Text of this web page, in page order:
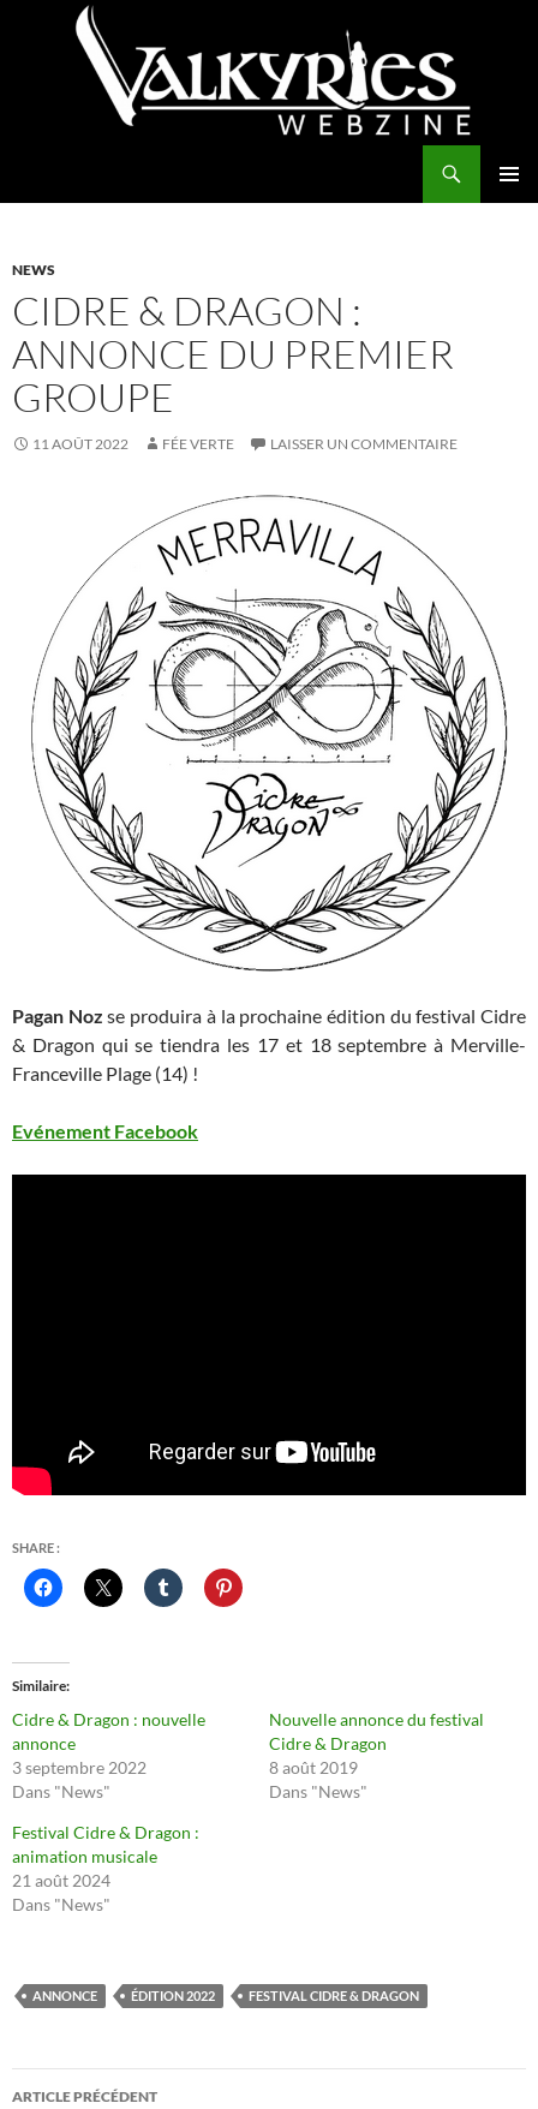
NEWS
CIDRE & DRAGON :
ANNONCE DU PREMIER
GROUPE
11 AOÛT 2022 FÉE VERTE LAISSER UN COMMENTAIRE
Pagan Noz se produira à la prochaine édition du festival Cidre
& Dragon qui se tiendra les 17 et 18 septembre à Merville-
Franceville Plage (14) !
Evénement Facebook
SHARE :
Similaire
Cidre & Dragon : nouvelle
annonce
3 septembre 2022
Dans "News"
Nouvelle annonce du festival
Cidre & Dragon
8 août 2019
Dans "News"
Festival Cidre & Dragon :
animation musicale
21 août 2024
Dans "News"
ANNONCE ÉDITION 2022 FESTIVAL CIDRE & DRAGON
Navigation
ARTICLE PRÉCÉDENT